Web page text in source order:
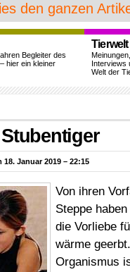
den ganzen
Begleiter des
hier ein kleiner
Tierwelt
Interviews
Welt der
18. Januar 2019 – 22:15
Von ihren
Steppe
die Vorliebe
wärme
Organismus